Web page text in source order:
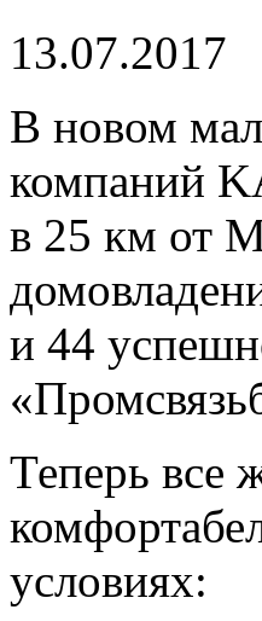
13.07.2017
В новом
компаний
в 25 км от
и 44
Теперь все
условиях: